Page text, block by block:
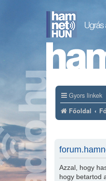
Gyors linkek
Főoldal
Azzal, hogy
hogy betartod